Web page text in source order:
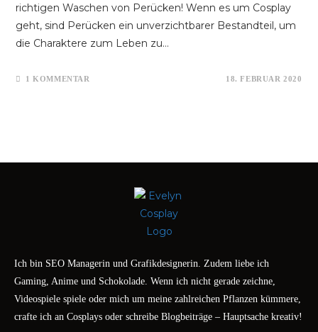
richtigen Waschen von Perücken! Wenn es um Cosplay
geht, sind Perücken ein unverzichtbarer Bestandteil, um
die Charaktere zum Leben zu…
1 KOMMENTAR 18. FEBRUAR 2020
Ich bin SEO Managerin und Grafikdesignerin. Zudem liebe ich
Gaming, Anime und Schokolade. Wenn ich nicht gerade zeichne,
Videospiele spiele oder mich um meine zahlreichen Pflanzen kümmere,
crafte ich an Cosplays oder schreibe Blogbeiträge – Hauptsache kreativ!